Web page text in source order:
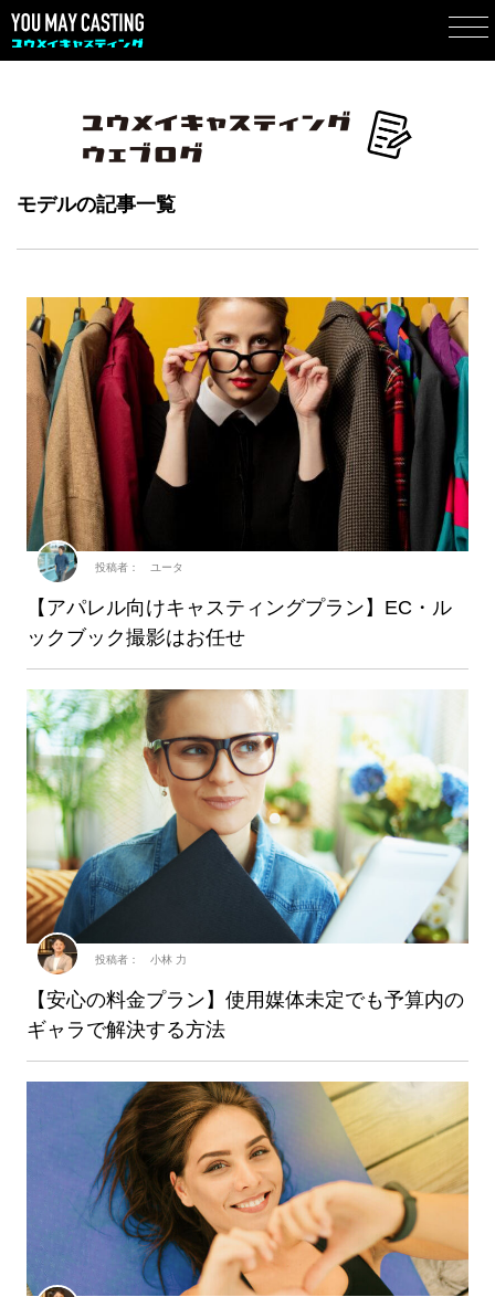
モデルの記事一覧
【アパレル向けキャスティングプラン】EC・ル
ックブック撮影はお任せ
投稿者： ユータ
【安心の料金プラン】使用媒体未定でも予算内の
ギャラで解決する方法
投稿者： 小林 力